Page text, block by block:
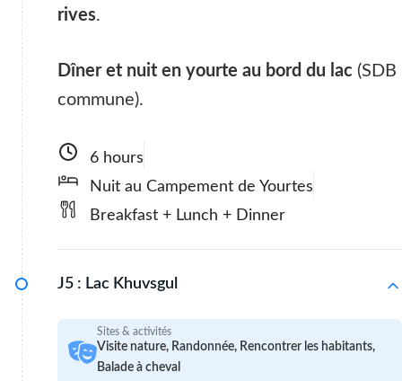
rives.
Dîner et nuit en yourte au bord du lac (SDB
commune).
6 hours
Nuit au Campement de Yourtes
Breakfast + Lunch + Dinner
J5 : Lac Khuvsgul
Sites & activités
Visite nature, Randonnée, Rencontrer les habitants,
Balade à cheval